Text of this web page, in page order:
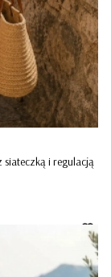
siateczką i regulacją